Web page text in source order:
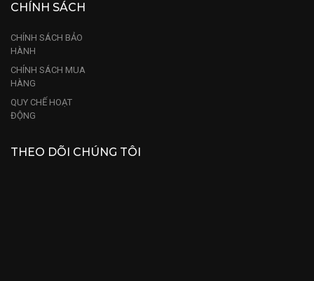
CHÍNH SÁCH
CHÍNH SÁCH BẢO
HÀNH
CHÍNH SÁCH MUA
HÀNG
QUY CHẾ HOẠT
ĐỘNG
THEO DÕI CHÚNG TÔI